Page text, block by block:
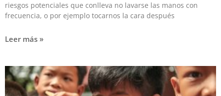
riesgos potenciales que conlleva no lavarse las manos con
frecuencia, o por ejemplo tocarnos la cara después
Leer más »